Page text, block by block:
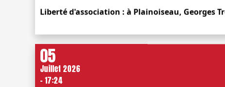
Liberté d'association : à Plainoiseau, Georges
05
Juillet 2026
- 17:24